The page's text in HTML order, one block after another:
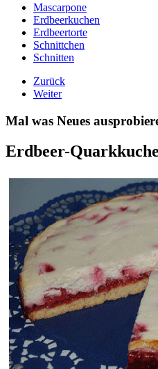
Mascarpone
Erdbeerkuchen
Erdbeertorte
Schnittchen
Schnitten
Zurück
Weiter
Mal was Neues
Erdbeer-